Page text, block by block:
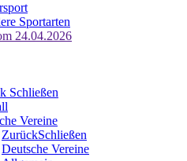
Sportarten
24.04.2026
Schließen
Vereine
ZurückSchließen
Deutsche Vereine